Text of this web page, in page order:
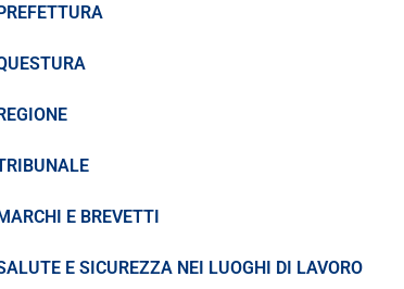
E BREVETTI
E SICUREZZA NEI LUOGHI DI LAVORO